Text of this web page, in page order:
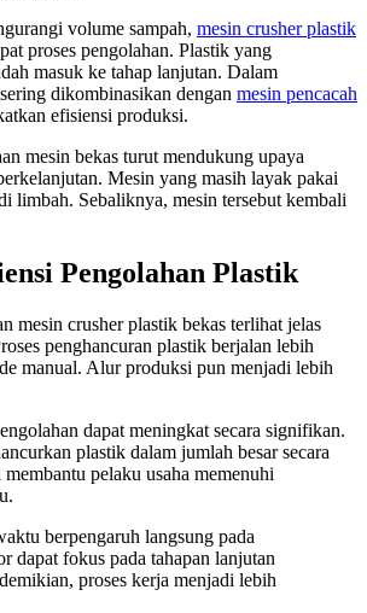
volume sampah, mesin crusher plastik
proses pengolahan. Plastik yang
masuk ke tahap lanjutan. Dalam
dikombinasikan dengan mesin pencacah
efisiensi produksi.
mesin bekas turut mendukung upaya
Mesin yang masih layak pakai
limbah. Sebaliknya, mesin tersebut kembali
Pengolahan Plastik
mesin crusher plastik bekas terlihat jelas
penghancuran plastik berjalan lebih
manual. Alur produksi pun menjadi lebih
dapat meningkat secara signifikan.
plastik dalam jumlah besar secara
pelaku usaha memenuhi
berpengaruh langsung pada
dapat fokus pada tahapan lanjutan
proses kerja menjadi lebih